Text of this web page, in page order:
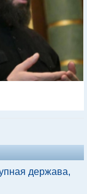
держава,